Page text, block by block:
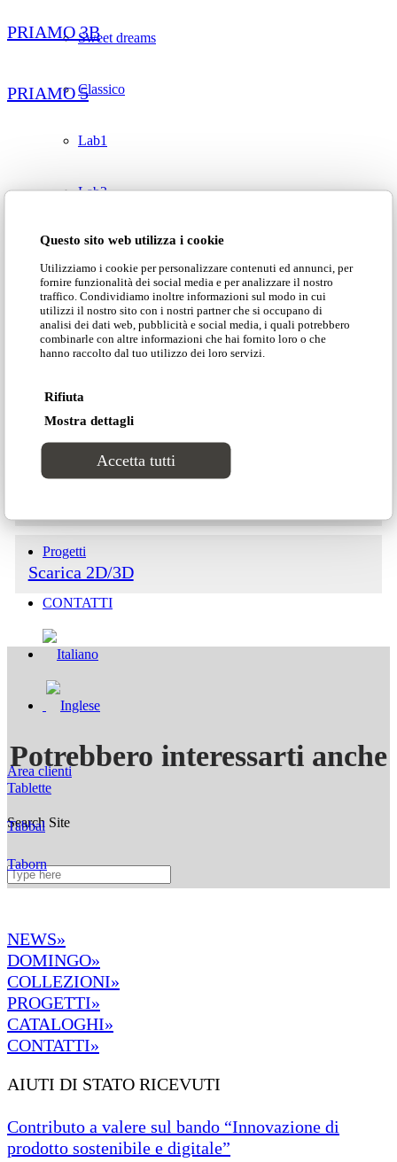
Questo sito web utilizza i cookie
Utilizziamo i cookie per personalizzare contenuti ed annunci, per
fornire funzionalità dei social media e per analizzare il nostro
traffico. Condividiamo inoltre informazioni sul modo in cui
utilizzi il nostro sito con i nostri partner che si occupano di
analisi dei dati web, pubblicità e social media, i quali potrebbero
combinarle con altre informazioni che hai fornito loro o che
hanno raccolto dal tuo utilizzo dei loro servizi.
Rifiuta
Mostra dettagli
Accetta tutti
Sweet dreams
Classico
Lab1
Lab2
CATALOGHI
Stili
Moderno
Luxury
Progetti
CONTATTI
Area clienti
Search Site
PRIAMO 3B
PRIAMO 5
Dimensioni
Scarica il listino
Scarica 2D/3D
Potrebbero interessarti anche
Tablette
Tabbal
Taborn
NEWS»
DOMINGO»
COLLEZIONI»
PROGETTI»
CATALOGHI»
CONTATTI»
AIUTI DI STATO RICEVUTI
Contributo a valere sul bando “Innovazione di
prodotto sostenibile e digitale”